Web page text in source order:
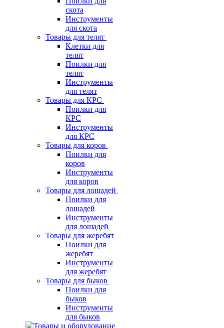
скота
Инструменты
для скота
Товары для телят
Клетки для
телят
Поилки для
телят
Инструменты
для телят
Товары для КРС
Поилки для
КРС
Инструменты
для КРС
Товары для коров
Поилки для
коров
Инструменты
для коров
Товары для лошадей
Поилки для
лошадей
Инструменты
для лошадей
Товары для жеребят
Поилки для
жеребят
Инструменты
для жеребят
Товары для быков
Поилки для
быков
Инструменты
для быков